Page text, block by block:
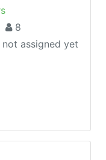
8
not assigned yet